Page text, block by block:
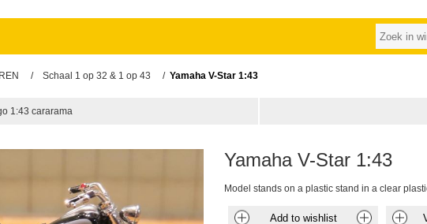
/ Schaal 1 op 32 & 1 op 43 / Yamaha V-Star 1:43
1:43 cararama
Yamaha V-Star 1:43
Model stands on a plastic stand in a clear